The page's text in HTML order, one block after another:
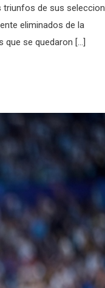
triunfos de sus
eliminados de la
que se quedaron […]